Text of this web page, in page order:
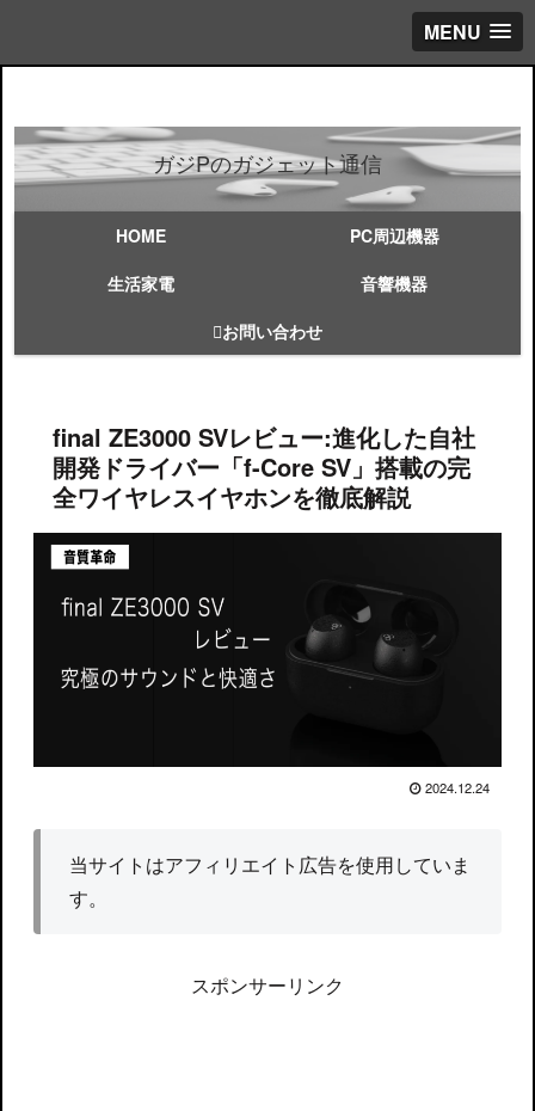
MENU
ガジPのガジェット通信
HOME
PC周辺機器
生活家電
音響機器
お問い合わせ
final ZE3000 SVレビュー:進化した自社
開発ドライバー「f-Core SV」搭載の完
全ワイヤレスイヤホンを徹底解説
2024.12.24
当サイトはアフィリエイト広告を使用していま
す。
スポンサーリンク